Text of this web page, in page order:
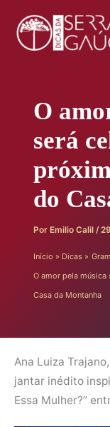
para
O
será
do
Por Emilio Calil /
Início Dicas
O amor pela
Casa da Montanha
Ana Luiza
jantar inédito
Essa Mulher?”